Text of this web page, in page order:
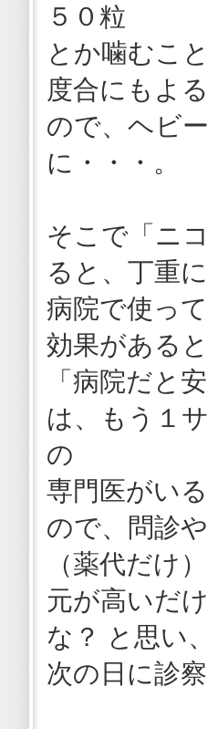
５０粒
とか噛むこ
度合にもよ
ので、ヘビ
に・・・。
そこで「ニ
ると、丁重
病院で使っ
効果があると
「病院だと
は、もう１
の
専門医がい
ので、問診
（薬代だけ
元が高いだ
な？ と思い
次の日に診